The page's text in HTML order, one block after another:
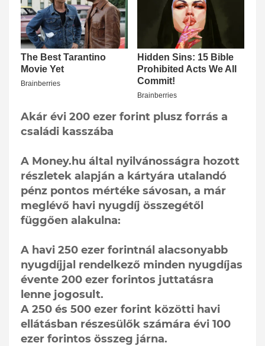
Akár évi 200 ezer forint plusz forrás a
családi kasszába
A Money.hu által nyilvánosságra hozott
részletek alapján a kártyára utalandó
pénz pontos mértéke sávosan, a már
meglévő havi nyugdíj összegétől
függően alakulna:
A havi 250 ezer forintnál alacsonyabb
nyugdíjjal rendelkező minden nyugdíjas
évente 200 ezer forintos juttatásra
lenne jogosult.
A 250 és 500 ezer forint közötti havi
ellátásban részesülők számára évi 100
ezer forintos összeg járna.